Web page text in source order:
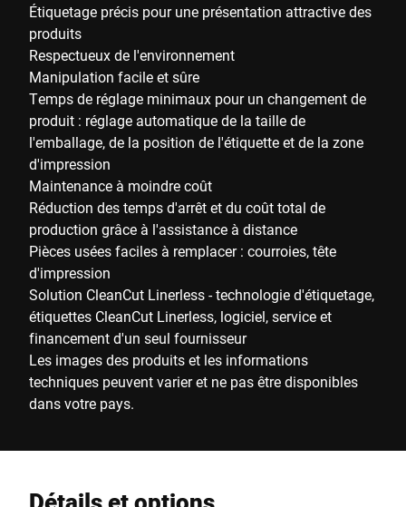
Étiquetage précis pour une présentation attractive des
produits
Respectueux de l'environnement
Manipulation facile et sûre
Temps de réglage minimaux pour un changement de
produit : réglage automatique de la taille de
l'emballage, de la position de l'étiquette et de la zone
d'impression
Maintenance à moindre coût
Réduction des temps d'arrêt et du coût total de
production grâce à l'assistance à distance
Pièces usées faciles à remplacer : courroies, tête
d'impression
Solution CleanCut Linerless - technologie d'étiquetage,
étiquettes CleanCut Linerless, logiciel, service et
financement d'un seul fournisseur
Les images des produits et les informations
techniques peuvent varier et ne pas être disponibles
dans votre pays.